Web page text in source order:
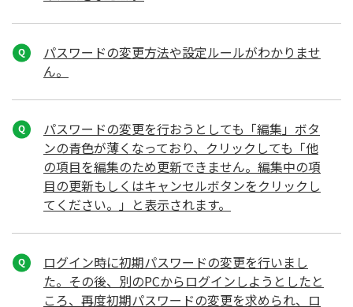
パスワードの変更方法や設定ルールがわかりませ
ん。
パスワードの変更を行おうとしても「編集」ボタ
ンの青色が薄くなっており、クリックしても「他
の項目を編集のため更新できません。編集中の項
目の更新もしくはキャンセルボタンをクリックし
てください。」と表示されます。
ログイン時に初期パスワードの変更を行いまし
た。その後、別のPCからログインしようとしたと
ころ、再度初期パスワードの変更を求められ、ロ